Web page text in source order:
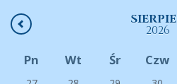
2026
Pn Wt Śr Czw